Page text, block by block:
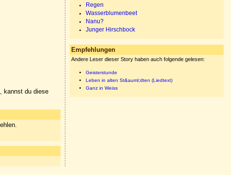
kannst du diese
Regen
Wasserblumenbeet
Nanu?
Junger Hirschbock
Empfehlungen
Andere Leser dieser Story haben auch folgende gelesen:
Geisterstunde
Leben in alten St&auml;dten (Liedtext)
Ganz in Weiss